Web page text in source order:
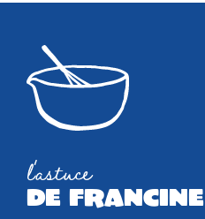
l'astuce
de francine